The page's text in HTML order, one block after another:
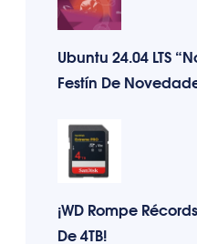
Ubuntu 24.04 LTS
Festín De
¡WD Rompe
De 4TB!